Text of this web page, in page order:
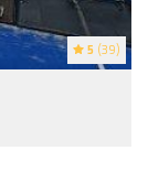
5 (39)